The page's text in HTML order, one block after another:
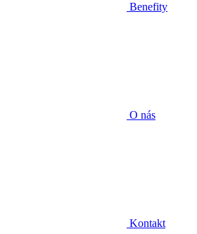
Benefity
O nás
Kontakt